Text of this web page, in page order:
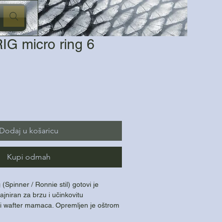
micro ring 6
Dodaj u košaricu
Kupi odmah
(Spinner / Ronnie stil) gotovi je
za brzu i učinkovitu
wafter mamaca. Opremljen je oštrom